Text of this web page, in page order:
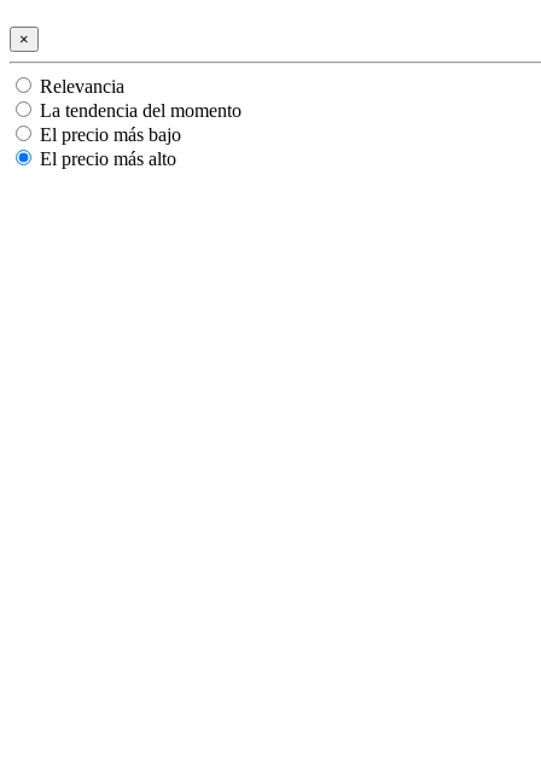
×
Relevancia
La tendencia del momento
El precio más bajo
El precio más alto